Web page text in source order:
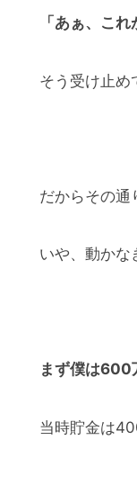
「あぁ、こ
そう受け止め
だからその通
いや、動かな
まず僕は600
当時貯金は